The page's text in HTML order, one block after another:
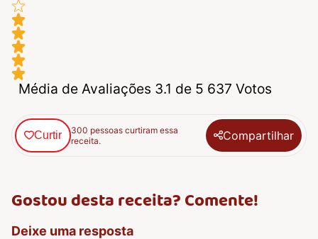
Média de Avaliações 3.1 de 5 637 Votos
Curtir
300 pessoas curtiram essa
receita.
Compartilhar
Gostou desta receita? Comente!
Deixe uma resposta